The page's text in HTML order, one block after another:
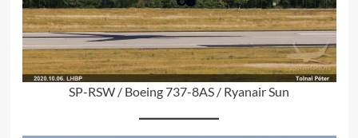
SP-RSW / Boeing 737-8AS / Ryanair Sun